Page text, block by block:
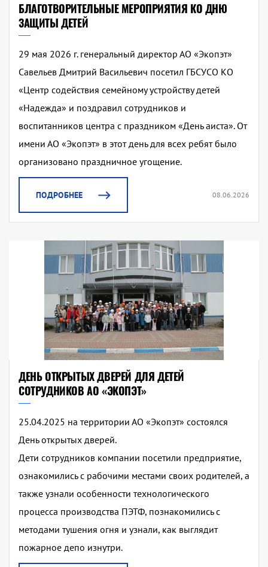
БЛАГОТВОРИТЕЛЬНЫЕ МЕРОПРИЯТИЯ КО ДНЮ
ЗАЩИТЫ ДЕТЕЙ
29 мая 2026 г. генеральный директор АО «Экопэт»
Савельев Дмитрий Васильевич посетил ГБСУСО КО
«Центр содействия семейному устройству детей
«Надежда» и поздравил сотрудников и
воспитанников центра с праздником «День аиста». От
имени АО «Экопэт» в этот день для всех ребят было
организовано праздничное угощение.
ПОДРОБНЕЕ 08.06.2026
ДЕНЬ ОТКРЫТЫХ ДВЕРЕЙ ДЛЯ ДЕТЕЙ
СОТРУДНИКОВ АО «ЭКОПЭТ»
25.04.2025 на территории АО «Экопэт» состоялся
День открытых дверей.
Дети сотрудников компании посетили предприятие,
ознакомились с рабочими местами своих родителей, а
также узнали особенности технологического
процесса производства ПЭТФ, познакомились с
методами тушения огня и узнали, как выглядит
пожарное депо изнутри.